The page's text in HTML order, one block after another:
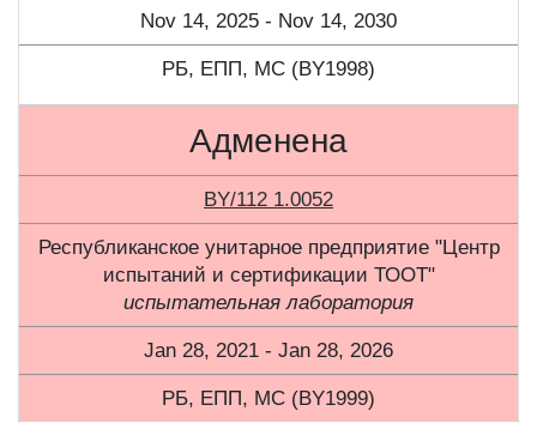
Nov 14, 2025 - Nov 14, 2030
РБ, ЕПП, МС (BY1998)
Адменена
BY/112 1.0052
Республиканское унитарное предприятие "Центр
испытаний и сертификации ТООТ"
испытательная лаборатория
Jan 28, 2021 - Jan 28, 2026
РБ, ЕПП, МС (BY1999)